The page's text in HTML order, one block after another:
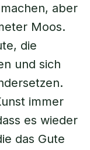
aber
Moos.
die
und sich
immer
es wieder
das Gute